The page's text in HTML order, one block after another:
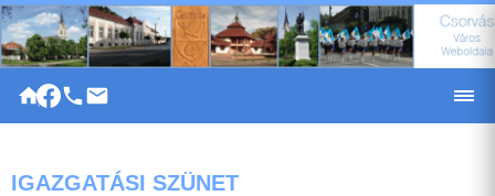
|
IGAZGATÁSI SZÜNET